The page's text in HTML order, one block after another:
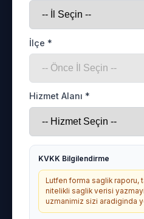
İlçe *
Hizmet Alanı *
KVKK Bilgilendirme
Lutfen forma saglik raporu,
nitelikli saglik verisi
uzmanimiz sizi aradiginda